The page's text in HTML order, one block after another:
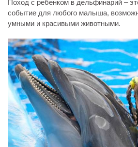
Поход с ребенком в дельфинарий –
событие для любого малыша,
умными и красивыми животными.